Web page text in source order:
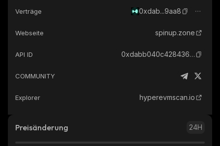
Verträge 0xdab...9aa8
Webseite spinup.zone
API ID 0xdabb040c428436d41cecd0fb06bcfdbaad3a9aa8_hyperevm
COMMUNITY
Explorer hyperevmscan.io
Preisänderung 24H